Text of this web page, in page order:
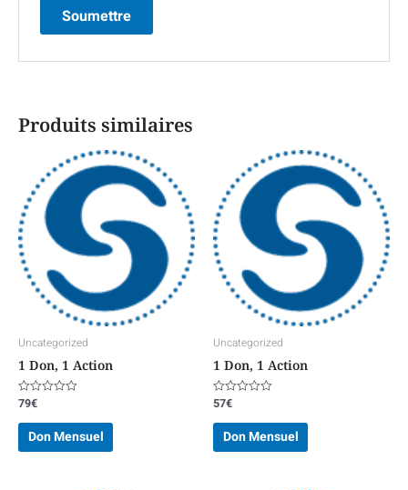
Produits similaires
Uncategorized
1 Don, 1 Action
Note
sur
79€
Don Mensuel
Uncategorized
1 Don, 1 Action
Note
sur
57€
Don Mensuel